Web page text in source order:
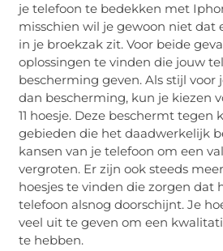
je telefoon te bedekken met
misschien wil je gewoon niet dat
in je broekzak zit. Voor beide
oplossingen te vinden die jouw
bescherming geven. Als stijl voor
dan bescherming, kun je kiezen
11 hoesje. Deze beschermt tegen
gebieden die het daadwerkelijk
kansen van je telefoon om een
vergroten. Er zijn ook steeds
hoesjes te vinden die zorgen dat
telefoon alsnog doorschijnt. Je
veel uit te geven om een
te hebben.